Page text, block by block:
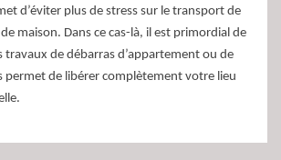
d’éviter plus de stress sur le transport de
maison. Dans ce cas-là, il est primordial de
travaux de débarras d’appartement ou de
permet de libérer complètement votre lieu